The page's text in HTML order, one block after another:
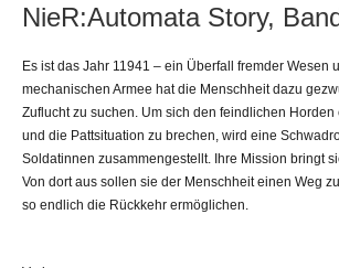
NieR:Automata Story,
Es ist das Jahr 11941 – ein Überfall fremder Wesen
mechanischen Armee hat die Menschheit dazu
Zuflucht zu suchen. Um sich den feindlichen
und die Pattsituation zu brechen, wird eine
Soldatinnen zusammengestellt. Ihre Mission bringt
Von dort aus sollen sie der Menschheit einen Weg
so endlich die Rückkehr ermöglichen.